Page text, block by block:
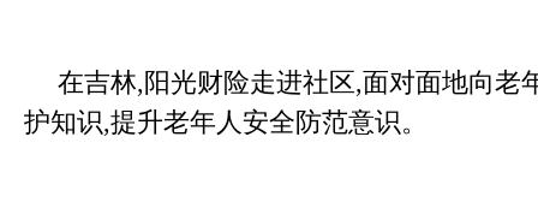
在吉林,阳光财险走进社区,面对面地向老
护知识,提升老年人安全防范意识。